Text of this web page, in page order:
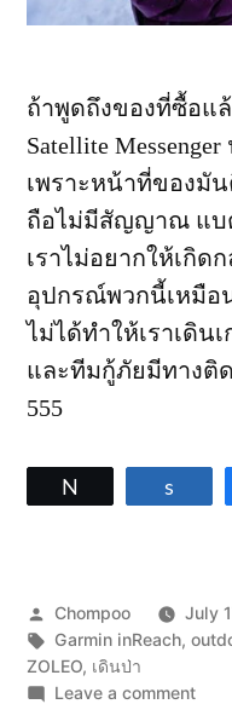
ถ้าพูดถึงของที่ซื้อแ
Satellite
เพราะหน้าที่ของมั
ถือไม่มีสัญญาณ แบ
เราไม่อยากให้เกิด
อุปกรณ์พวกนี้เหมือ
ไม่ได้ทำให้เราเดิ
และทีมกู้ภัยมีทางติ
555
Posted
by
Chompoo July
Tags:
Garmin inReach,
ZOLEO, เดินป่า
Leave a commenton